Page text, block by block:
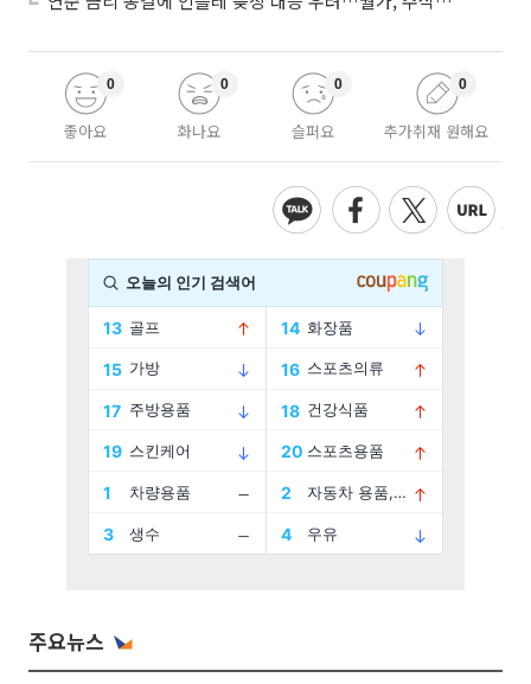
좋아요
0
화나요
0
슬퍼요
0
추가취재 원해요
0
주요뉴스